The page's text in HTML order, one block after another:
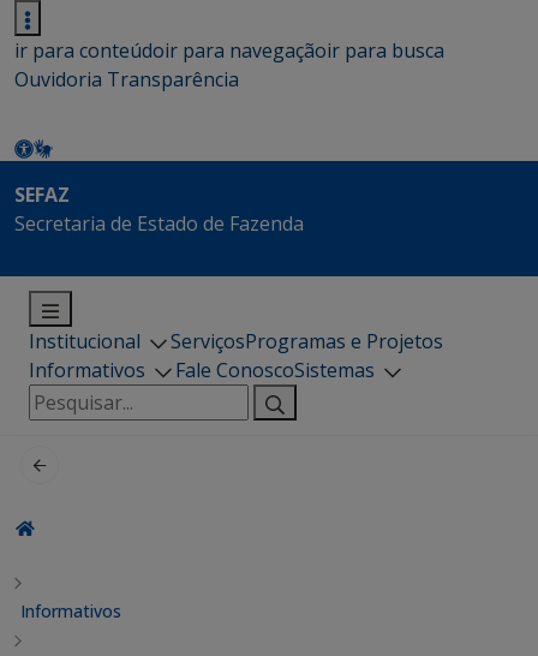
ir para conteúdoir para navegaçãoir para busca
Ouvidoria Transparência
SEFAZ
Secretaria de Estado de Fazenda
Institucional ServiçosProgramas e Projetos
Informativos
Fale ConoscoSistemas
Pesquisar
por:
Informativos